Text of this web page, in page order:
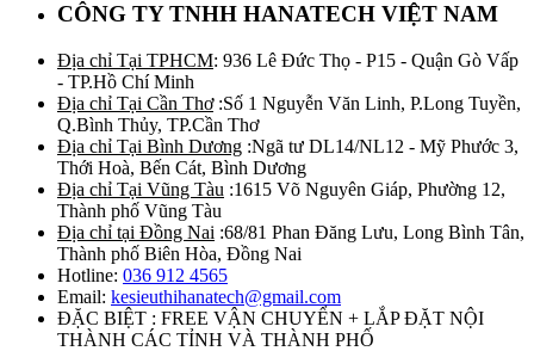
CÔNG TY TNHH HANATECH VIỆT NAM
Địa chỉ Tại TPHCM: 936 Lê Đức Thọ - P15 - Quận Gò Vấp
- TP.Hồ Chí Minh
Địa chỉ Tại Cần Thơ:Số 1 Nguyễn Văn Linh, P.Long Tuyền,
Q.Bình Thủy, TP.Cần Thơ
Địa chỉ Tại Bình Dương :Ngã tư DL14/NL12 - Mỹ Phước 3,
Thới Hoà, Bến Cát, Bình Dương
Địa chỉ Tại Vũng Tàu :1615 Võ Nguyên Giáp, Phường 12,
Thành phố Vũng Tàu
Địa chỉ tại Đồng Nai :68/81 Phan Đăng Lưu, Long Bình Tân,
Thành phố Biên Hòa, Đồng Nai
Hotline: 036 912 4565
Email: kesieuthihanatech@gmail.com
ĐẶC BIỆT : FREE VẬN CHUYỂN + LẮP ĐẶT NỘI
THÀNH CÁC TỈNH VÀ THÀNH PHỐ